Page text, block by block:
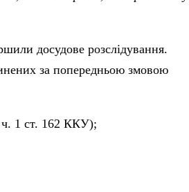
досудове розслідування.
за попередньою змовою
ч. 1 ст. 162 ККУ);